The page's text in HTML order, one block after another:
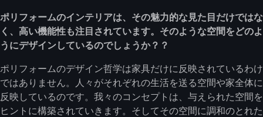
ポリフォームのインテリアは、その魅力的な見た目だけではな
く、高い機能性も注目されています。そのような空間をどのよ
うにデザインしているのでしょうか？？
ポリフォームのデザイン哲学は家具だけに反映されているわけ
ではありません。人々がそれぞれの生活を送る空間や家全体に
反映しているのです。我々のコンセプトは、与えられた空間を
ヒントに構築されていきます。そしてその空間に調和のとれた